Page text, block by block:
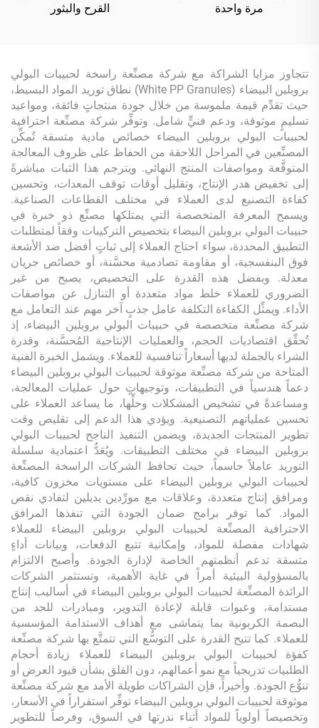
مرة واحدة
القرح والبثور
تتجاوز مزايا الشراكة مع شركة مصنِّعة راسخة لحبيبات البولي
بروبلين البيضاء (White PP Granules) نطاق توريد المواد البسيط،
حيث تقدِّم قيمة ملموسة من خلال جودة منتجاتٍ فائقة، ومواعيد
تسليمٍ موثوقة، ودعم فنيٍّ شامل. وتوفِّر شركة مصنِّعة احترافية
لحبيبات البولي بروبلين البيضاء خصائص مادية متسقة تُمكِّن
المصنِّعين في المراحل اللاحقة من الحفاظ على ظروف المعالجة
المتوقَّعة ومواصفات المنتج النهائي. ويترجم هذا الثبات مباشرةً
إلى تخفيض هدر الإنتاج، وتقليل أوقات توقف المعدات، وتحسين
كفاءة التصنيع لدى العملاء في مختلف القطاعات الصناعية.
ويسمح المعرفة المتخصصة التي يمتلكها مصنِّع ذو خبرة في
حبيبات البولي بروبلين البيضاء بتخصيص التركيبات وفقاً لمتطلبات
التطبيق المحددة، سواء احتاج العملاء إلى ثباتٍ أفضل ضد الأشعة
فوق البنفسجية، أو مقاومة تصادمية محسَّنة، أو خصائص جريان
معدلة. وبفضل هذه القدرة على التخصيص، يصبح من غير
الضروري للعملاء خلط مواد متعددة أو التنازل عن مواصفات
الأداء. ويمثِّل الكفاءة التكلفة عامل جذبٍ آخر مهم عند التعامل مع
شركة مصنِّعة متخصصة في حبيبات البولي بروبلين البيضاء، إذ
تُحقِّق اقتصاديات الحجم، والعمليات الإنتاجية المُحسَّنة، وقدرة
الشراء بالجملة لديها أسعاراً تنافسية للعملاء. ويشمل الخبرة الفنية
المتاحة من شركة مصنِّعة موثوقة لحبيبات البولي بروبلين البيضاء
دعماً هندسياً في التطبيقات، وتوجيهاتٍ حول عمليات المعالجة،
ومساعدةً في تشخيص المشكلات وحلِّها، ما يساعد العملاء على
تحسين عملياتهم التصنيعية. ويؤدي هذا الدعم إلى تقليص وقت
تطوير المنتجات الجديدة، ويضمن التنفيذ الناجح لحبيبات البولي
بروبلين البيضاء في مختلف التطبيقات. ويُعَدُّ اعتمادية سلسلة
التوريد عاملاً حاسماً، حيث تحافظ الشركات الراسخة المصنِّعة
لحبيبات البولي بروبلين البيضاء على مستويات مخزون كافية،
ومرافق إنتاج متعددة، وعلاقات مع مورِّدين بديلين لتفادي نقص
المواد. كما توفر برامج ضمان الجودة التي تنفذها المرافق
الاحترافية المصنِّعة لحبيبات البولي بروبلين البيضاء للعملاء
شهادات مفصلة للمواد، وإمكانية تتبع الدفعات، وبيانات أداءٍ
متسقة تدعم أنظمتهم الخاصة لإدارة الجودة. وأصبح الالتزام
بالمسؤولية البيئية أمراً في غاية الأهمية، وتستثمر الشركات
الرائدة المصنِّعة لحبيبات البولي بروبلين البيضاء في أساليب إنتاج
مستدامة، وعبوات قابلة لإعادة التدوير، ومبادرات للحد من
البصمة الكربونية بما يتماشى مع أهداف الاستدامة المؤسسية
للعملاء. كما تتيح القدرة على التوسُّع التي تتمتَّع بها شركة مصنِّعة
كفؤة لحبيبات البولي بروبلين البيضاء للعملاء زيادة أحجام
الطلبيات تدريجياً مع نمو أعمالهم، دون القلق بشأن قيود العرض أو
تنوُّع الجودة. وأخيراً، فإن الشراكات طويلة الأمد مع شركة مصنِّعة
موثوقة لحبيبات البولي بروبلين البيضاء توفِّر استقراراً في الأسعار،
وتخصيصاً أولوياً للمواد أثناء ندرتها في السوق، وفرصاً للتطوير